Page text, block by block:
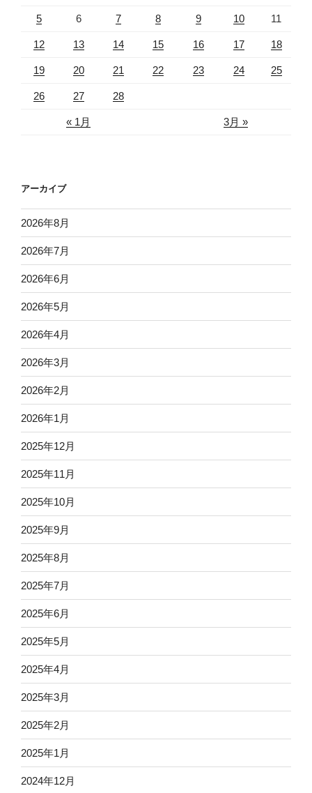
« 1月 3月 »
5 6 7 8 9 10 11
12 13 14 15 16 17 18
19 20 21 22 23 24 25
26 27 28
アーカイブ
2026年8月
2026年7月
2026年6月
2026年5月
2026年4月
2026年3月
2026年2月
2026年1月
2025年12月
2025年11月
2025年10月
2025年9月
2025年8月
2025年7月
2025年6月
2025年5月
2025年4月
2025年3月
2025年2月
2025年1月
2024年12月